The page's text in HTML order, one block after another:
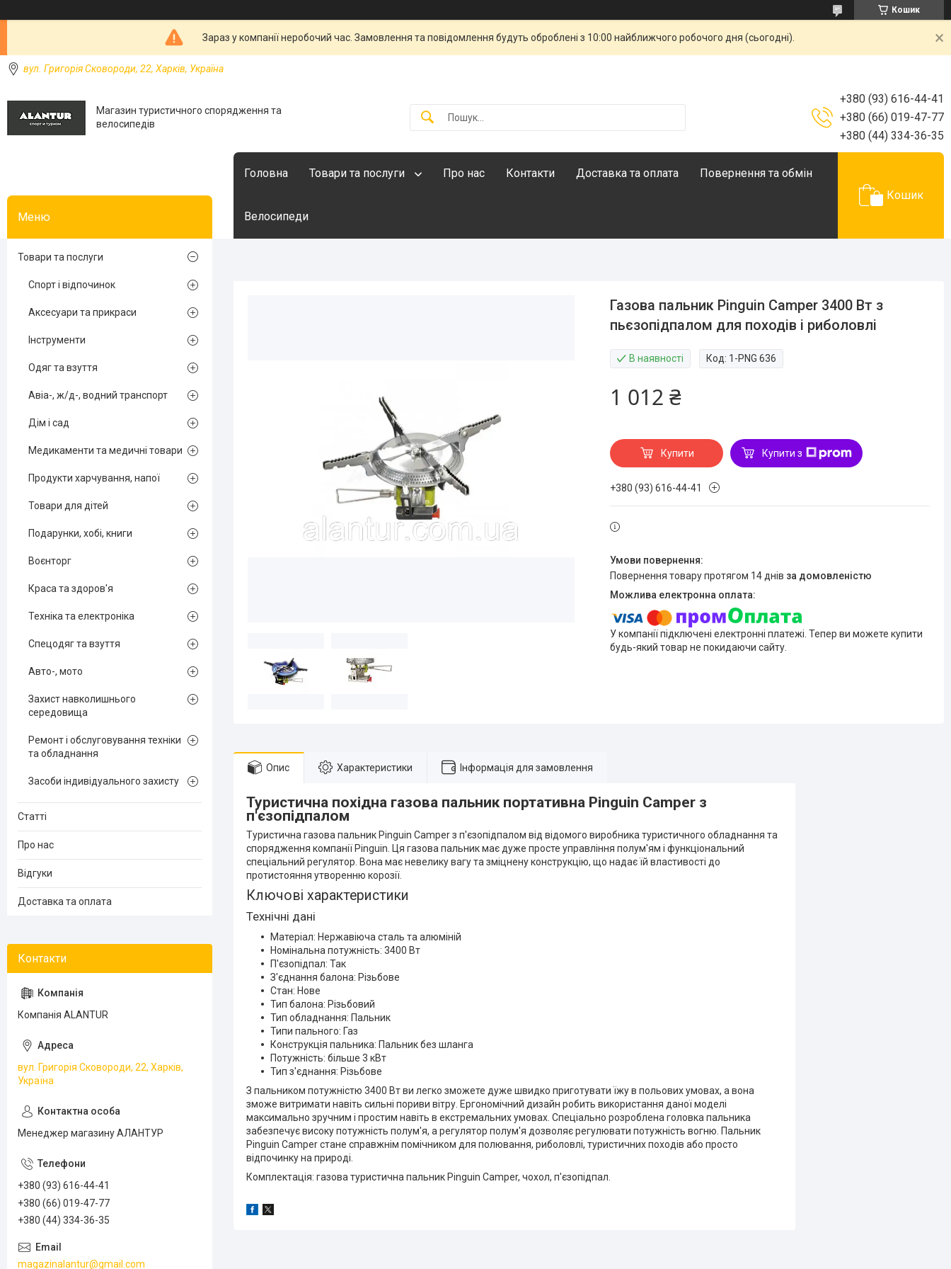
Кошик
Зараз у компанії неробочий час. Замовлення та повідомлення будуть оброблені з 10:00 найближчого робочого дня (сьогодні).
вул. Григорія Сковороди, 22, Харків, Україна
Магазин туристичного спорядження та
велосипедів
+380 (93) 616-44-41
+380 (66) 019-47-77
+380 (44) 334-36-35
Головна Товари та послуги Про нас Контакти Доставка та оплата Повернення та обмін
Велосипеди
Кошик
Газова пальник Pinguin Camper 3400 Вт з
пьєзопідпалом для походів і риболовлі
В наявності Код: 1-PNG 636
1 012 ₴
Купити Купити з
+380 (93) 616-44-41
повернення товару протягом 14 днів за домовленістю
У компанії підключені електронні платежі. Тепер ви можете купити
будь-який товар не покидаючи сайту.
Опис Характеристики Інформація для замовлення
Туристична похідна газова пальник портативна Pinguin Camper з
п'єзопідпалом
Туристична газова пальник Pinguin Camper з п'єзопідпалом від відомого виробника туристичного обладнання та
спорядження компанії Pinguin. Ця газова пальник має дуже просте управління полум'ям і функціональний
спеціальний регулятор. Вона має невелику вагу та зміцнену конструкцію, що надає їй властивості до
протистояння утворенню корозії.
Ключові характеристики
Технічні дані
Матеріал: Нержавіюча сталь та алюміній
Номінальна потужність: 3400 Вт
П'єзопідпал: Так
З'єднання балона: Різьбове
Стан: Нове
Тип балона: Різьбовий
Тип обладнання: Пальник
Типи пального: Газ
Конструкція пальника: Пальник без шланга
Потужність: більше 3 кВт
Тип з'єднання: Різьбове
З пальником потужністю 3400 Вт ви легко зможете дуже швидко приготувати їжу в польових умовах, а вона
зможе витримати навіть сильні пориви вітру. Ергономічний дизайн робить використання даної моделі
максимально зручним і простим навіть в екстремальних умовах. Спеціально розроблена головка пальника
забезпечує високу потужність полум'я, а регулятор полум'я дозволяє регулювати потужність вогню. Пальник
Pinguin Camper стане справжнім помічником для полювання, риболовлі, туристичних походів або просто
відпочинку на природі.
Комплектація: газова туристична пальник Pinguin Camper, чохол, п'єзопідпал.
Товари та послуги
Спорт і відпочинок
Аксесуари та прикраси
Інструменти
Одяг та взуття
Авіа-, ж/д-, водний транспорт
Дім і сад
Медикаменти та медичні товари
Продукти харчування, напої
Товари для дітей
Подарунки, хобі, книги
Воєнторг
Краса та здоров'я
Техніка та електроніка
Спецодяг та взуття
Авто-, мото
Захист навколишнього
середовища
Ремонт і обслуговування техніки
та обладнання
Засоби індивідуального захисту
Статті
Про нас
Відгуки
Доставка та оплата
Компанія ALANTUR
вул. Григорія Сковороди, 22, Харків,
Україна
Менеджер магазину АЛАНТУР
+380 (93) 616-44-41
+380 (66) 019-47-77
+380 (44) 334-36-35
magazinalantur@gmail.com